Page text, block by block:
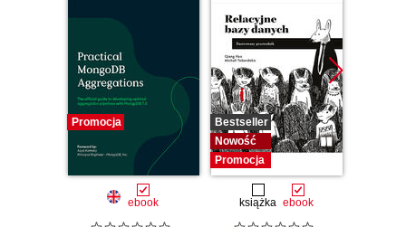
Promocja
ebook
Bestseller
Nowość
Promocja
książka ebook